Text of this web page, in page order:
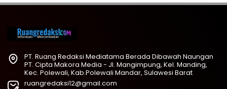
PT. Ruang Redaksi Mediatama Berada Dibawah Naungan
PT. Cipta Makora Media - Jl. Mangimpung, Kel. Manding,
Kec. Polewali, Kab.Polewali Mandar, Sulawesi Barat
ruangredaksi12@gmail.com